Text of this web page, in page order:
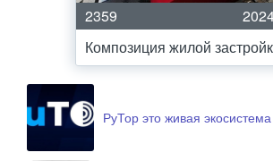
2359
Композиция жилой
РуТор это живая экосистема